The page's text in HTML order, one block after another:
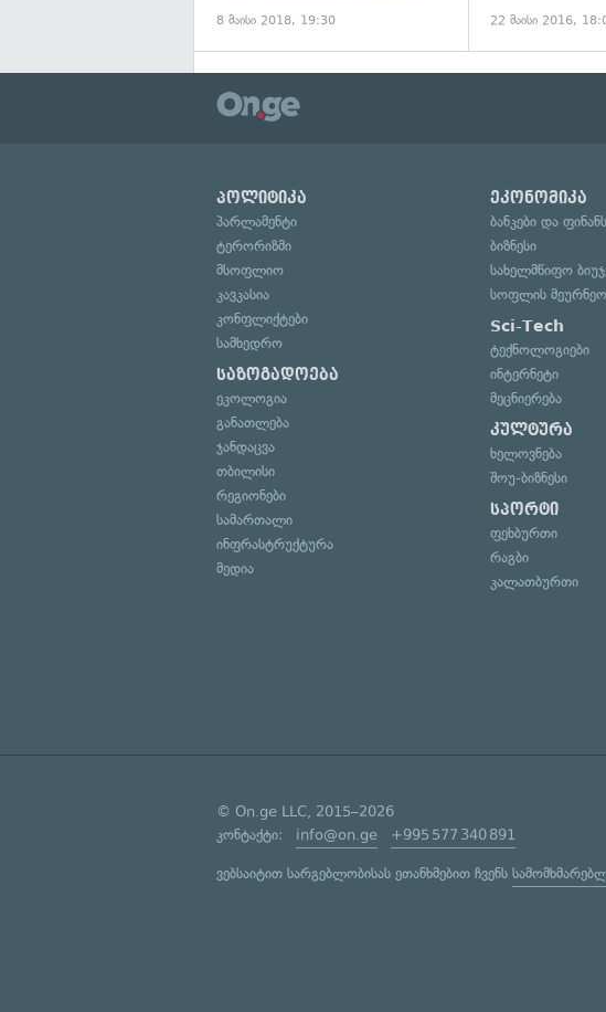
8 მაისი 2018, 19:30 22 მაისი 2016,
პოლიტიკა
პარლამენტი
ტერორიზმი
მსოფლიო
კავკასია
კონფლიქტები
სამხედრო
საზოგადოება
ეკოლოგია
განათლება
ჯანდაცვა
თბილისი
რეგიონები
სამართალი
ინფრასტრუქტურა
მედია
ეკონომიკა
ბანკები და
ბიზნესი
სახელმწიფო
სოფლის
Sci-Tech
ტექნოლოგიები
ინტერნეტი
მეცნიერება
კულტურა
ხელოვნება
შოუ-ბიზნესი
სპორტი
ფეხბურთი
რაგბი
კალათბურთი
© On.ge LLC, 2015–2026
კონტაქტი: info@on.ge +995 577 340 891
ვებსაიტით სარგებლობისას ეთანხმებით ჩვენს